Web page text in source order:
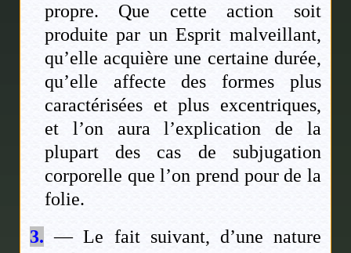
propre. Que cette action soit
produite par un Esprit malveillant,
qu’elle acquière une certaine durée,
qu’elle affecte des formes plus
caractérisées et plus excentriques,
et l’on aura l’explication de la
plupart des cas de subjugation
corporelle que l’on prend pour de la
folie.
3. — Le fait suivant, d’une nature